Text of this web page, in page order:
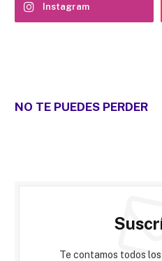
Instagram
NO TE PUEDES PERDER
Te contamos todos